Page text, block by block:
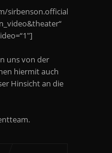
sirbenson.official/videos/
uns von der
hiermit auch
Hinsicht an die